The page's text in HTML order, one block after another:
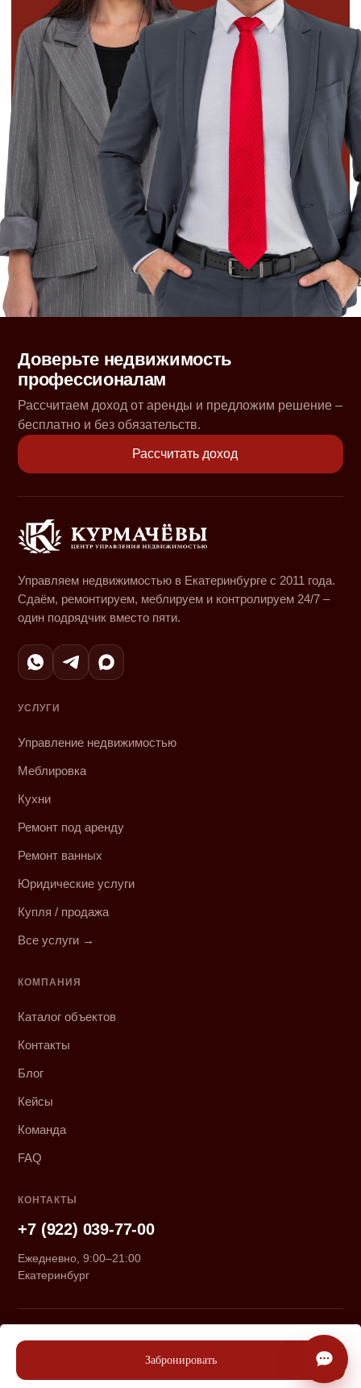
Забронировать
Доверьте недвижимость
профессионалам
Рассчитаем доход от аренды и предложим решение –
бесплатно и без обязательств.
Рассчитать доход
Управляем недвижимостью в Екатеринбурге с 2011 года.
Сдаём, ремонтируем, меблируем и контролируем 24/7 –
один подрядчик вместо пяти.
УСЛУГИ
Управление недвижимостью
Меблировка
Кухни
Ремонт под аренду
Ремонт ванных
Юридические услуги
Купля / продажа
Все услуги →
КОМПАНИЯ
Каталог объектов
Контакты
Блог
Кейсы
Команда
FAQ
КОНТАКТЫ
+7 (922) 039-77-00
Ежедневно, 9:00–21:00
Екатеринбург
Политика конфиденциальности
Дровосеками